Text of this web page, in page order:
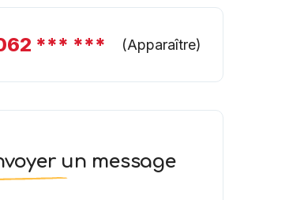
*** *** (Apparaître)
un message